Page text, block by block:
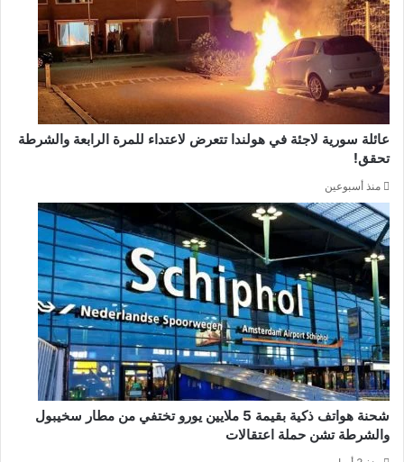
عائلة سورية لاجئة في هولندا تتعرض لاعتداء للمرة الرابعة والشرطة
تحقق!
منذ أسبوعين
شحنة هواتف ذكية بقيمة 5 ملايين يورو تختفي من مطار سخيبول
والشرطة تشن حملة اعتقالات